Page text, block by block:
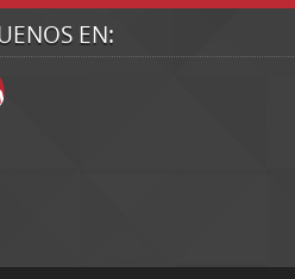
EN: